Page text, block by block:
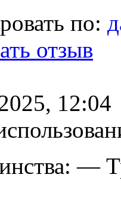
по:
отзыв
12:04
—